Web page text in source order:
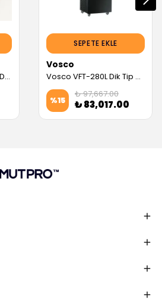
Dik Camlı Pasta Teşhir Dolabı, Ahşap Mobilya Detaylı
SEPETE EKLE
Vosco
Vosco VFT-280L Dik Tip Soğuk Teşhir Dolabı, Siyah (280 Litre) (Servis Garantili)
%15
₺ 97,667.00
₺ 83,017.00